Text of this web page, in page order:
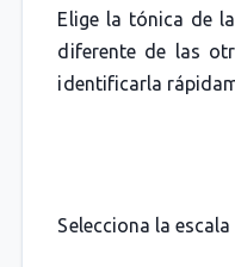
Elige la tónica de
diferente de las
identificarla
Selecciona la